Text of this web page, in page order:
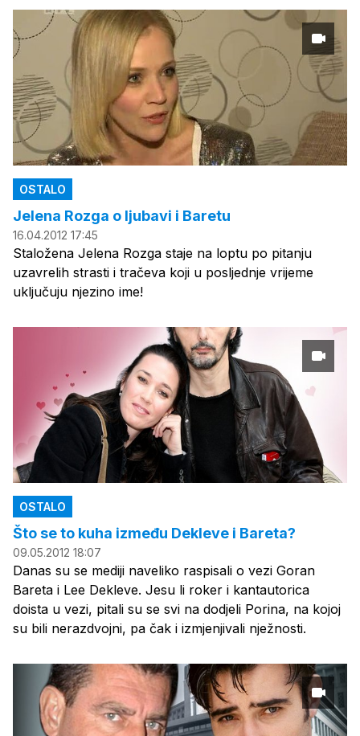
OSTALO
Jelena Rozga o ljubavi i Baretu
16.04.2012 17:45
Staložena Jelena Rozga staje na loptu po pitanju
uzavrelih strasti i tračeva koji u posljednje vrijeme
uključuju njezino ime!
OSTALO
Što se to kuha između Dekleve i Bareta?
09.05.2012 18:07
Danas su se mediji naveliko raspisali o vezi Goran
Bareta i Lee Dekleve. Jesu li roker i kantautorica
doista u vezi, pitali su se svi na dodjeli Porina, na kojoj
su bili nerazdvojni, pa čak i izmjenjivali nježnosti.